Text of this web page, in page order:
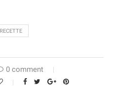
RECETTE
0 comment